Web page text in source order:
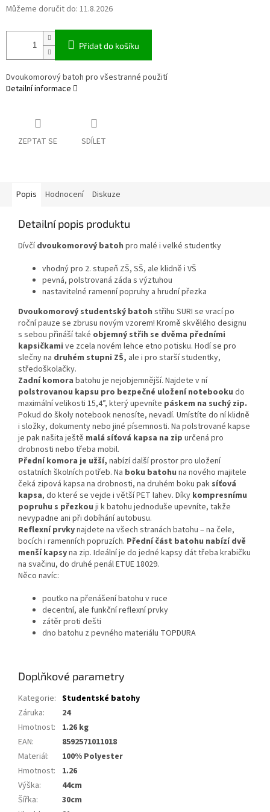
Můžeme doručit do: 11.8.2026
Přidat do košíku
Dvoukomorový batoh pro všestranné použití
Detailní informace
ZEPTAT SE SDÍLET
Popis Hodnocení Diskuze
Detailní popis produktu
Dívčídvoukomorový batoh pro malé i velké studentky
vhodný pro 2. stupeň ZŠ, SŠ, ale klidně i VŠ
pevná, polstrovaná záda s výztuhou
nastavitelné ramenní popruhy a hrudní přezka
Dvoukomorový studentský batoh střihu SURI se vrací po
roční pauze se zbrusu novým vzorem! Kromě skvělého designu
s sebou přináší také objemný střih se dvěma předními
kapsičkami ve zcela novém lehce etno potisku. Hodí se pro
slečny na druhém stupni ZŠ, ale i pro starší studentky,
středoškolačky.
Zadní komora batohu je nejobjemnější. Najdete v ní
polstrovanou kapsu pro bezpečné uložení notebooku do
maximální velikosti 15,4”, který upevníte páskem na suchý zip.
Pokud do školy notebook nenosíte, nevadí. Umístíte do ní klidně
i složky, dokumenty nebo jiné písemnosti. Na polstrované kapse
je pak našita ještě malá síťová kapsa na zip určená pro
drobnosti nebo třeba mobil.
Přední komora je užší, nabízí další prostor pro uložení
ostatních školních potřeb. Na boku batohu na nového majitele
čeká zipová kapsa na drobnosti, na druhém boku pak síťová
kapsa, do které se vejde i větší PET lahev. Díky kompresnímu
popruhu s přezkou ji k batohu jednoduše upevníte, takže
nevypadne ani při dobíhání autobusu.
Reflexní prvkynajdete na všech stranách batohu – na čele,
bocích i ramenních popruzích. Přední část batohu nabízí dvě
menší kapsyna zip. Ideální je do jedné kapsy dát třeba krabičku
na svačinu, do druhé penál ETUE 18029.
Něco navíc:
poutko na přenášení batohu v ruce
decentní, ale funkční reflexní prvky
zátěr proti dešti
dno batohu z pevného materiálu TOPDURA
Doplňkové parametry
Kategorie: Studentské batohy
Záruka:
24
Hmotnost:
1.26 kg
EAN:
8592571011018
Materiál:
100% Polyester
Hmotnost:
1.26
Výška:
44cm
Šířka:
30cm